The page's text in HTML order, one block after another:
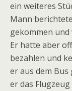
ein weiteres
Mann
gekommen und
Er hatte aber
bezahlen und
er aus dem
er das